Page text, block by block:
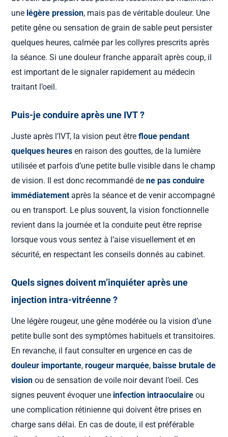
une légère pression, mais pas de véritable douleur. Une
petite gêne ou sensation de grain de sable peut persister
quelques heures, calmée par les collyres prescrits après
la séance. Si une douleur franche apparaît après coup, il
est important de le signaler rapidement au médecin
traitant l’oeil.
Puis-je conduire après une IVT ?
Juste après l’IVT, la vision peut êtrefloue pendant
quelques heures en raison des gouttes, de la lumière
utilisée et parfois d’une petite bulle visible dans le champ
de vision. Il est donc recommandé dene pas conduire
immédiatement après la séance et de venir accompagné
ou en transport. Le plus souvent, la vision fonctionnelle
revient dans la journée et la conduite peut être reprise
lorsque vous vous sentez à l’aise visuellement et en
sécurité, en respectant les conseils donnés au cabinet.
Quels signes doivent m’inquiéter après une
injection intra-vitréenne ?
Une légère rougeur, une gêne modérée ou la vision d’une
petite bulle sont des symptômes habituels et transitoires.
En revanche, il faut consulter en urgence en cas de
douleur importante,rougeur marquée, baisse brutale de
vision ou de sensation de voile noir devant l’oeil. Ces
signes peuvent évoquer une infection intraoculaire ou
une complication rétinienne qui doivent être prises en
charge sans délai. En cas de doute, il est préférable